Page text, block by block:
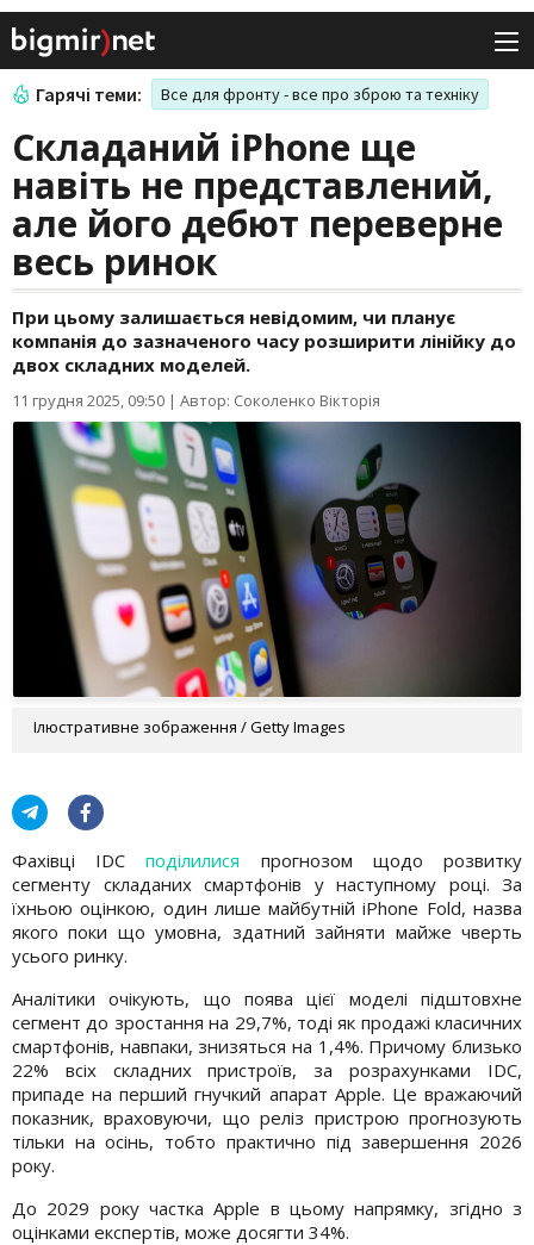
Гарячі теми: Все для фронту - все про зброю та техніку
Складаний iPhone ще
навіть не представлений,
але його дебют переверне
весь ринок
При цьому залишається невідомим, чи планує
компанія до зазначеного часу розширити лінійку до
двох складних моделей.
11 грудня 2025, 09:50 | Автор: Соколенко Вікторія
Ілюстративне зображення / Getty Images
Фахівці IDCподілилися прогнозом щодо розвитку
сегменту складаних смартфонів у наступному році. За
їхньою оцінкою, один лише майбутній iPhone Fold, назва
якого поки що умовна, здатний зайняти майже чверть
усього ринку.
Аналітики очікують, що поява цієї моделі підштовхне
сегмент до зростання на 29,7%, тоді як продажі класичних
смартфонів, навпаки, знизяться на 1,4%. Причому близько
22% всіх складних пристроїв, за розрахунками IDC,
припаде на перший гнучкий апарат Apple. Це вражаючий
показник, враховуючи, що реліз пристрою прогнозують
тільки на осінь, тобто практично під завершення 2026
року.
До 2029 року частка Apple в цьому напрямку, згідно з
оцінками експертів, може досягти 34%.